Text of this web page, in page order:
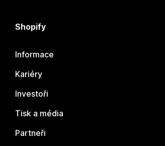
Shopify
Informace
Kariéry
Investoři
Tisk a média
Partneři